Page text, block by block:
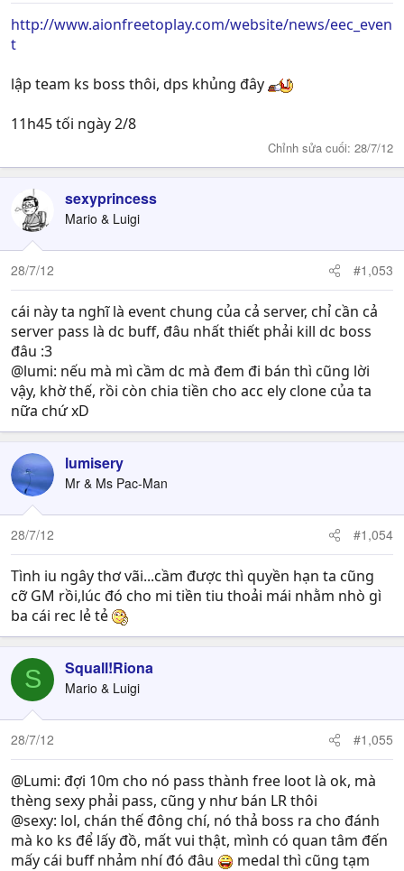
http://www.aionfreetoplay.com/website/news/eec_even
t
lập team ks boss thôi, dps khủng đây
11h45 tối ngày 2/8
Chỉnh sửa cuối: 28/7/12
sexyprincess
Mario & Luigi
28/7/12 #1,053
cái này ta nghĩ là event chung của cả server, chỉ cần cả
server pass là dc buff, đâu nhất thiết phải kill dc boss
đâu :3
@lumi: nếu mà mì cầm dc mà đem đi bán thì cũng lời
vậy, khờ thế, rồi còn chia tiền cho acc ely clone của ta
nữa chứ xD
lumisery
Mr & Ms Pac-Man
28/7/12 #1,054
Tình iu ngây thơ vãi...cầm được thì quyền hạn ta cũng
cỡ GM rồi,lúc đó cho mi tiền tiu thoải mái nhằm nhò gì
ba cái rec lẻ tẻ
S Squall!Riona
Mario & Luigi
28/7/12 #1,055
@Lumi: đợi 10m cho nó pass thành free loot là ok, mà
thèng sexy phải pass, cũng y như bán LR thôi
@sexy: lol, chán thế đông chí, nó thả boss ra cho đánh
mà ko ks để lấy đồ, mất vui thật, mình có quan tâm đến
mấy cái buff nhảm nhí đó đâu
medal thì cũng tạm